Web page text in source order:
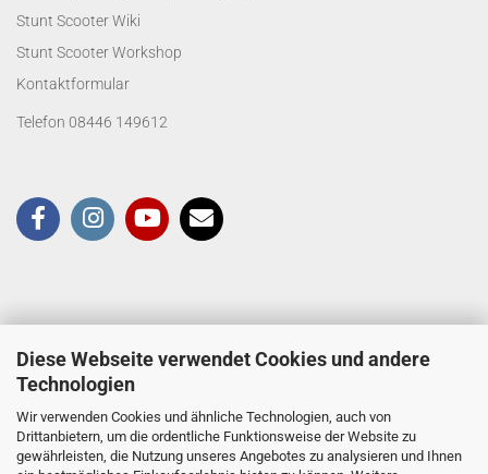
Diese Webseite verwendet Cookies und andere
Technologien
Wir verwenden Cookies und ähnliche Technologien, auch von
Drittanbietern, um die ordentliche Funktionsweise der Website zu
gewährleisten, die Nutzung unseres Angebotes zu analysieren und Ihnen
Stunt Scooter Wiki
Stunt Scooter Workshop
Kontaktformular
Telefon 08446 149612